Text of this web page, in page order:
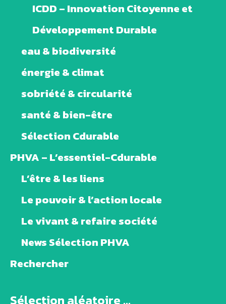
ICDD – Innovation Citoyenne et
Développement Durable
eau & biodiversité
énergie & climat
sobriété & circularité
santé & bien-être
Sélection Cdurable
PHVA – L’essentiel-Cdurable
L’être & les liens
Le pouvoir & l’action locale
Le vivant & refaire société
News Sélection PHVA
Rechercher
Sélection aléatoire ...